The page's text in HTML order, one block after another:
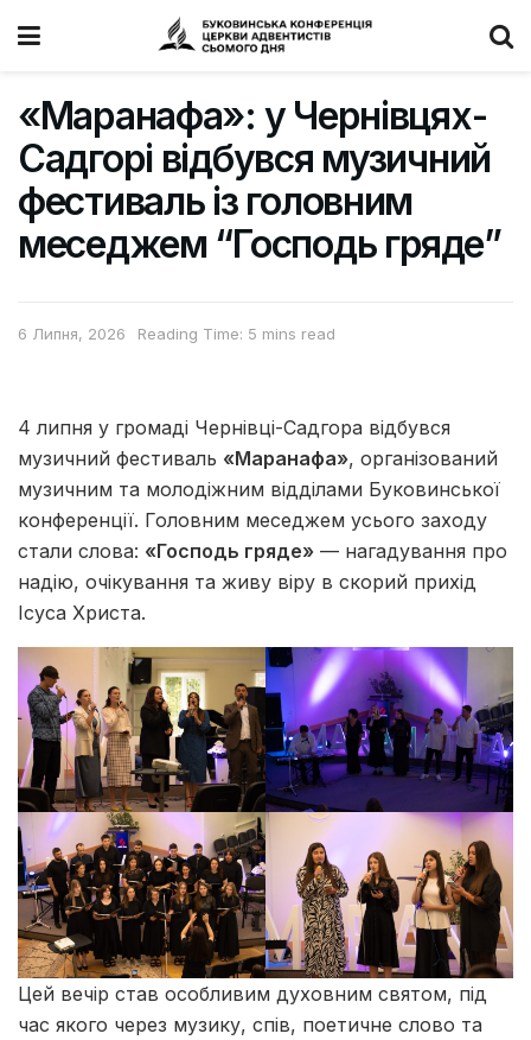
«Маранафа»: у Чернівцях-
Садгорі відбувся музичний
фестиваль із головним
меседжем “Господь гряде”
6 Липня, 2026 Reading Time: 5 mins read
4 липня у громаді Чернівці-Садгора відбувся
музичний фестиваль «Маранафа», організований
музичним та молодіжним відділами Буковинської
конференції. Головним меседжем усього заходу
стали слова: «Господь гряде» — нагадування про
надію, очікування та живу віру в скорий прихід
Ісуса Христа.
Цей вечір став особливим духовним святом, під
час якого через музику, спів, поетичне слово та